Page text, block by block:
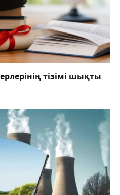
тізімі шықты